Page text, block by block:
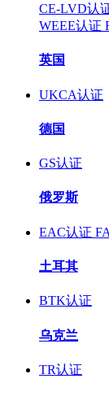
CE-LVD认
WEEE认证
英国
UKCA认证
德国
GS认证
俄罗斯
EAC认证
土耳其
BTK认证
乌克兰
TR认证